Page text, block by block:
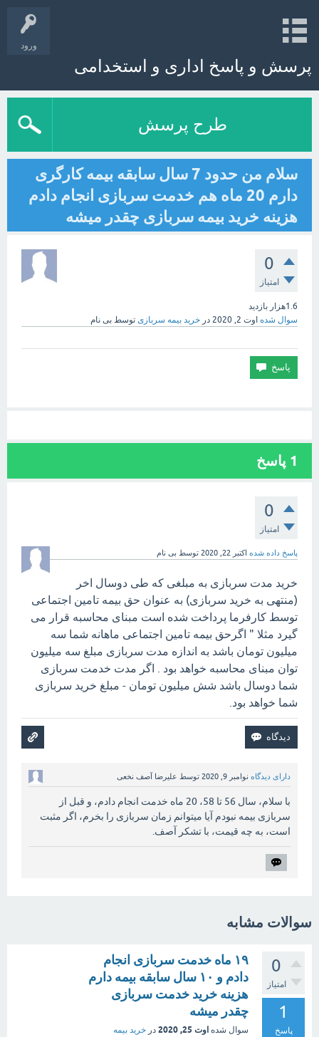
ورود
پرسش و پاسخ اداری و استخدامی
طرح پرسش
سلام من حدود 7 سال سابقه بیمه کارگری
دارم 20 ماه هم خدمت سربازی انجام دادم
هزینه خرید بیمه سربازی چقدر میشه
0
امتیاز
1.6هزار
بازدید
سوال شده اوت 2, 2020 در خرید بیمه سربازی توسط بی نام
1 پاسخ
0
امتیاز
پاسخ داده شده اکتبر 22, 2020 توسط بی نام
خرید مدت سربازی به مبلغی که طی دوسال اخر
(منتهی به خرید سربازی) به عنوان حق بیمه تامین اجتماعی
توسط کارفرما پرداخت شده است مبنای محاسبه قرار می
گیرد مثلا " اگرحق بیمه تامین اجتماعی ماهانه شما سه
میلیون تومان باشد به اندازه مدت سربازی مبلغ سه میلیون
توان مبنای محاسبه خواهد بود . اگر مدت خدمت سربازی
شما دوسال باشد شش میلیون تومان - مبلغ خرید سربازی
شما خواهد بود.
دارای دیدگاه نوامبر 9, 2020 توسط علیرضا آصف نخعی
با سلام، سال 56 تا 58، 20 ماه خدمت انجام دادم، و قبل از
سربازی بیمه نبودم آیا میتوانم زمان سربازی را بخرم، اگر مثبت
است، به چه قیمت، با تشکر آصف.
سوالات مشابه
0
امتیاز
1
پاسخ
۱۹ ماه خدمت سربازی انجام
دادم و ۱۰ سال سابقه بیمه دارم
هزینه خرید خدمت سربازی
چقدر میشه
سوال شده اوت 25, 2020 در خرید بیمه